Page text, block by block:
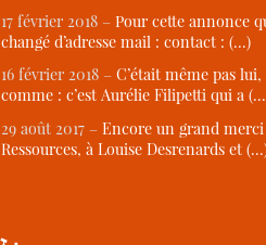
17 février 2018 – Pour cette annonce
changé d’adresse mail : contact : (…)
16 février 2018 – C’était même pas
comme : c’est Aurélie Filipetti qui a
29 août 2017 – Encore un grand merci
Ressources, à Louise Desrenards et